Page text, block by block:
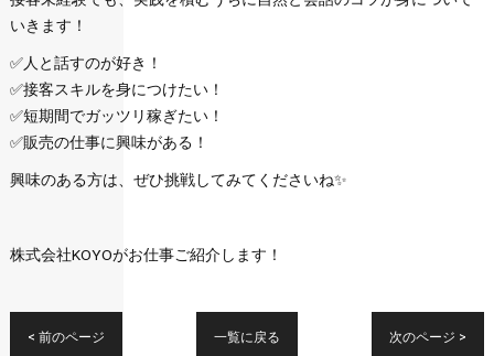
いきます！
✅人と話すのが好き！
✅接客スキルを身につけたい！
✅短期間でガッツリ稼ぎたい！
✅販売の仕事に興味がある！
興味のある方は、ぜひ挑戦してみてくださいね✨
株式会社KOYOがお仕事ご紹介します！
< 前のページ 一覧に戻る 次のページ >